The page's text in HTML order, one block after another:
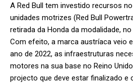
A Red Bull tem investido recursos
unidades motrizes (Red Bull
retirada da Honda da modalidade,
Com efeito, a marca austríaca veio
ano de 2022, as infraestruturas
motores na sua base no Reino
projecto que deve estar finalizado e